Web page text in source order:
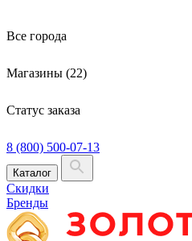
Все города
Магазины (22)
Статус заказа
8 (800) 500-07-13
Каталог
Скидки
Бренды